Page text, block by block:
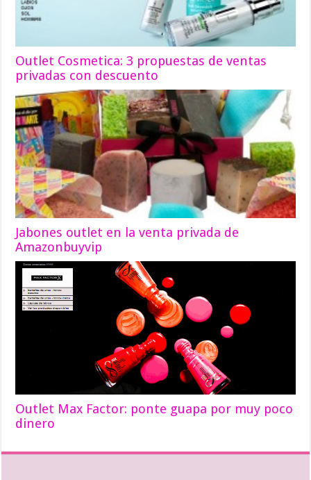
Outlet Cosmetica: 3 propuestas de ventas
privadas con descuento
Jabones outlet en la venta privada de
Amazonbuyvip
Outlet Max Factor: ponte guapa por muy poco
dinero